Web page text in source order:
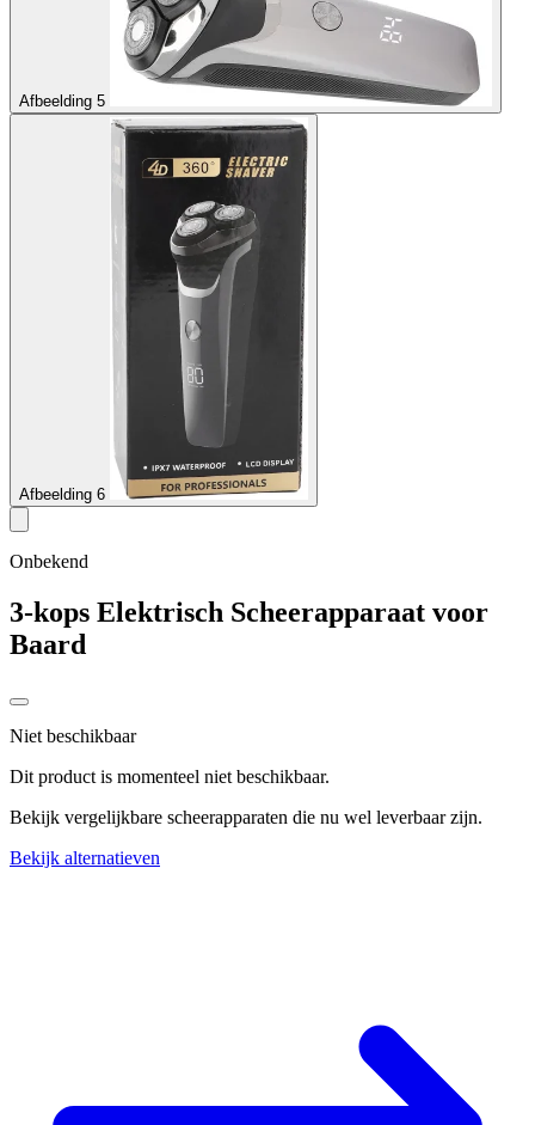
Afbeelding 5
Afbeelding 6
Onbekend
3-kops Elektrisch Scheerapparaat voor
Baard
Niet beschikbaar
Dit product is momenteel niet beschikbaar.
Bekijk vergelijkbare scheerapparaten die nu wel leverbaar zijn.
Bekijk alternatieven